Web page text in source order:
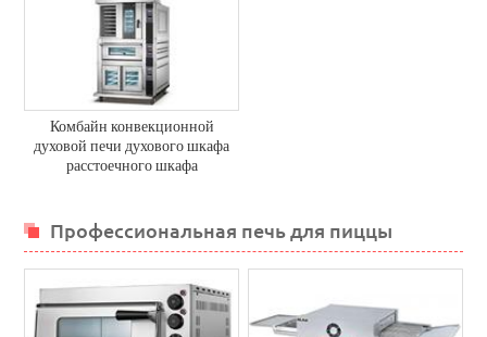
Комбайн конвекционной
духовой печи духового шкафа
расстоечного шкафа
Профессиональная печь для пиццы